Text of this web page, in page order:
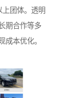
上团体。透明
期合作等多
成本优化。